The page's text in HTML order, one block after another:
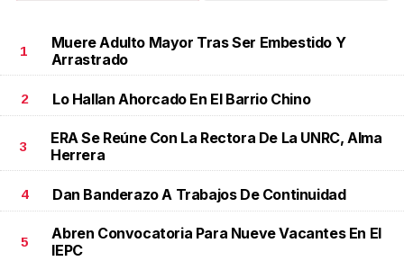
1
Muere Adulto Mayor Tras Ser Embestido Y
Arrastrado
2 Lo Hallan Ahorcado En El Barrio Chino
3
ERA Se Reúne Con La Rectora De La UNRC, Alma
Herrera
4 Dan Banderazo A Trabajos De Continuidad
5
Abren Convocatoria Para Nueve Vacantes En El
IEPC